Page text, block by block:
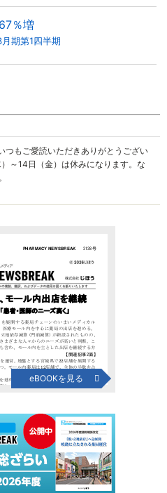
％増
期第1四半期
つもご愛読いただきありがとうござい
～14日（金）は休みになります。な
eBOOKを見る